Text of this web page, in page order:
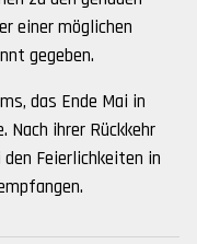
einer möglichen
gegeben.
das Ende Mai in
ihrer Rückkehr
Feierlichkeiten in